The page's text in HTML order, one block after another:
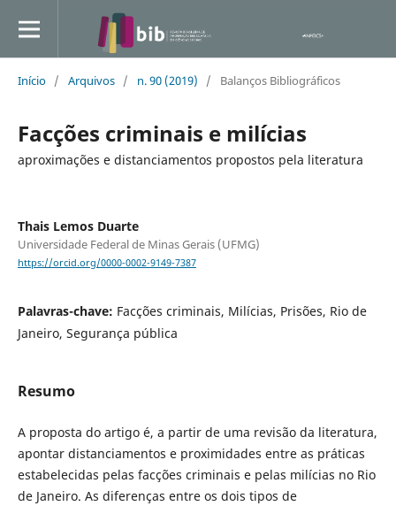
Início / Arquivos / n. 90 (2019) / Balanços Bibliográficos
Facções criminais e milícias
aproximações e distanciamentos propostos pela literatura
Thais Lemos Duarte
Universidade Federal de Minas Gerais (UFMG)
https://orcid.org/0000-0002-9149-7387
Palavras-chave: Facções criminais, Milícias, Prisões, Rio de
Janeiro, Segurança pública
Resumo
A proposta do artigo é, a partir de uma revisão da literatura,
apontar distanciamentos e proximidades entre as práticas
estabelecidas pelas facções criminais e pelas milícias no Rio
de Janeiro. As diferenças entre os dois tipos de